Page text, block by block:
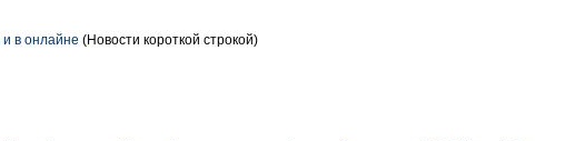
и в онлайне (Новости короткой строкой)